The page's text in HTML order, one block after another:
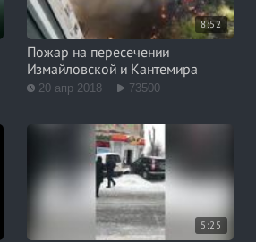
8:52
Пожар на пересечении
Измайловской и Кантемира
20 апр 2018 73500
5:25